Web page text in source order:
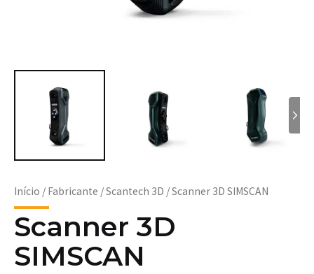
Início / Fabricante /Scantech 3D / Scanner 3D SIMSCAN
Scanner 3D
SIMSCAN